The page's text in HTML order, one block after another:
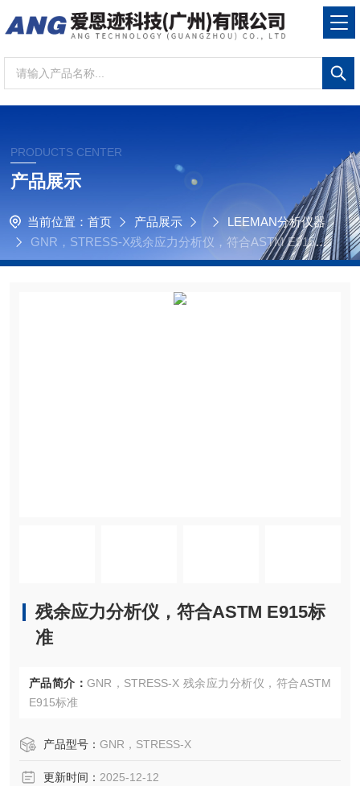
PRODUCTS CENTER
产品展示
当前位置： 首页 产品展示
LEEMAN分析仪器
GNR，STRESS-X残余应力分析仪，符合ASTM E915标
准
残余应力分析仪，符合ASTM E915标
准
产品简介： GNR，STRESS-X 残余应力分析仪，符合ASTM
E915标准
产品型号： GNR，STRESS-X
更新时间： 2025-12-12